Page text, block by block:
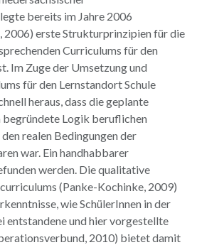
bereits im Jahre 2006
erste Strukturprinzipien für die
Curriculums für den
Im Zuge der Umsetzung und
für den Lernstandort Schule
heraus, dass die geplante
Logik beruflichen
realen Bedingungen der
war. Ein handhabbarer
werden. Die qualitative
(Panke-Kochinke, 2009)
wie SchülerInnen in der
entstandene und hier vorgestellte
2010) bietet damit